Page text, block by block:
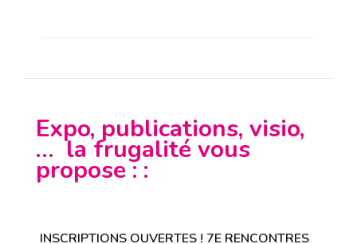
Expo, publications, visio,
… la frugalité vous
propose : :
INSCRIPTIONS OUVERTES ! 7E RENCONTRES